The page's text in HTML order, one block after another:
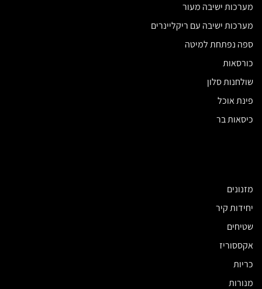
מערכות ישיבה מעור
מערכות ישיבה עם ריקליינרים
ספה נפתחת למיטה
כורסאות
שולחנות סלון
פינת אוכל
כיסאות בר
מזנונים
יחידות קיר
שטיחים
אקססוריז
כריות
מנורות